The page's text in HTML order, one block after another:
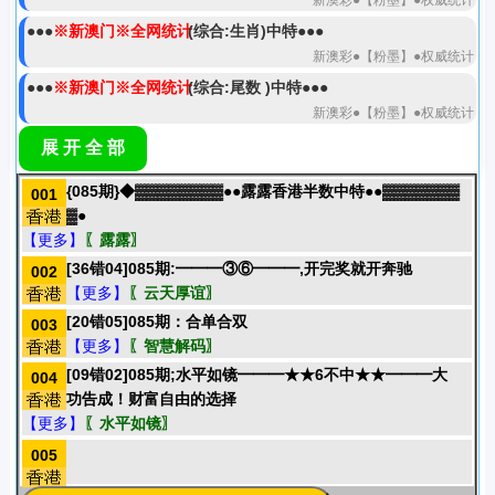
●●●※新澳门※全网统计(综合:生肖)中特●●●
新澳彩●【粉墨】●权威统计
●●●※新澳门※全网统计(综合:尾数 )中特●●●
新澳彩●【粉墨】●权威统计
●●●※新澳门※全网统计
●●●※新澳门※全网统计(综合:半波大小)中特●●●
●●●※新澳门※全网统计 (综合:号码)中特●●●
●●●※新澳门※全网统计 (综合:尾数 )中特●●●
●●●※新澳门※全网统计(综合:特段)中特●●●
●●●※新澳门※全网统计
●●●※新澳门※全网统计(综合:半波大小)中特●●●
展 开 全 部
001 {085期}◆▓▓▓▓▓▓▓▓●●露露香港半数中特●●▓▓▓▓▓▓▓
▓●
【更多】
〖露露〗
002 [36错04]085期:━━━③⑥━━━,开完奖就开奔驰
【更多】
〖云天厚谊〗
003 [20错05]085期：合单合双
【更多】
〖智慧解码〗
004 [09错02]085期;水平如镜━━━★★6不中★★━━━大
功告成！财富自由的选择
【更多】
〖水平如镜〗
005